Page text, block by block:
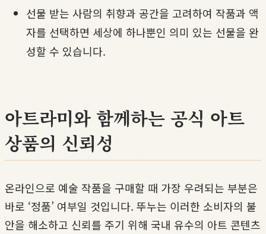
선물 받는 사람의 취향과 공간을 고려하여 작품과 액
자를 선택하면 세상에 하나뿐인 의미 있는 선물을 완
성할 수 있습니다.
아트라미와 함께하는 공식 아트
상품의 신뢰성
온라인으로 예술 작품을 구매할 때 가장 우려되는 부분은
바로 ‘정품’ 여부일 것입니다. 뚜누는 이러한 소비자의 불
안을 해소하고 신뢰를 주기 위해 국내 유수의 아트 콘텐츠